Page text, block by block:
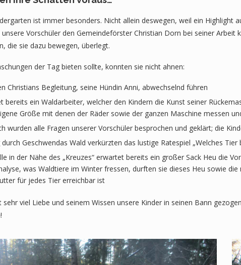
ist immer besonders. Nicht allein deswegen, weil ein Highlight
Vorschüler den Gemeindeförster Christian Dorn bei seiner
die sie dazu bewegen, überlegt.
der Tag bieten sollte, konnten sie nicht ahnen:
Christians Begleitung, seine Hündin Anni, abwechselnd führen
bereits ein Waldarbeiter, welcher den Kindern die Kunst seiner
Größe mit denen der Räder sowie der ganzen Maschine messen
wurden alle Fragen unserer Vorschüler besprochen und geklärt; die
Geschwendas Wald verkürzten das lustige Ratespiel „Welches Tier
in der Nähe des „Kreuzes“ erwartet bereits ein großer Sack Heu die
was Waldtiere im Winter fressen, durften sie dieses Heu sowie
für jedes Tier erreichbar ist
viel Liebe und seinem Wissen unsere Kinder in seinen Bann